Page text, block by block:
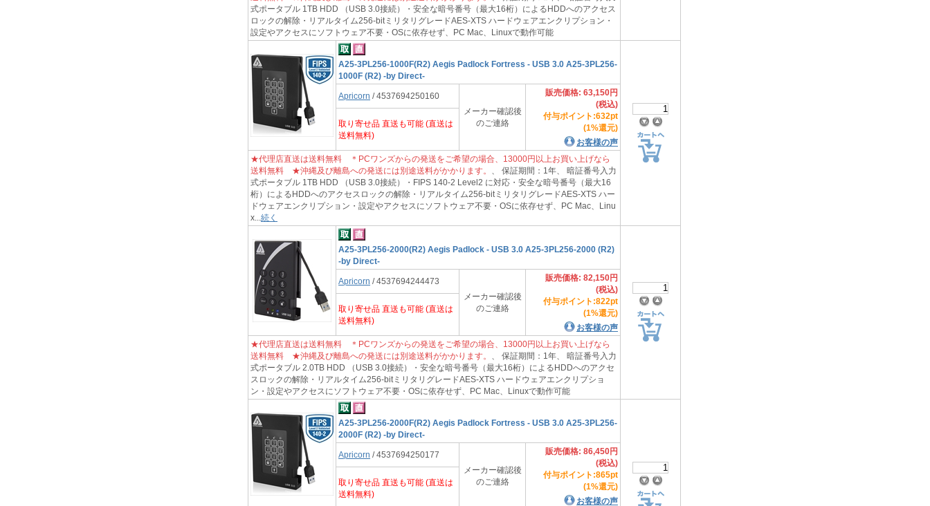
式ポータブル 1TB HDD （USB 3.0接続）・安全な暗号番号（最大16桁）によるHDDへのアクセス
ロックの解除・リアルタイム256-bitミリタリグレードAES-XTS ハードウェアエンクリプション・
設定やアクセスにソフトウェア不要・OSに依存せず、PC Mac、Linuxで動作可能
A25-3PL256-1000F(R2) Aegis Padlock Fortress - USB 3.0 A25-3PL256-
1000F (R2) -by Direct-
Apricorn / 4537694250160
メーカー確認後
のご連絡
販売価格: 63,150円
(税込)
付与ポイント:632pt
(1%還元)
お客様の声
取り寄せ品 直送も可能 (直送は
送料無料)
★代理店直送は送料無料 ＊PCワンズからの発送をご希望の場合、13000円以上お買い上げなら
送料無料 ★沖縄及び離島への発送には別途送料がかかります。
、 保証期間：1年、 暗証番号入力
式ポータブル 1TB HDD （USB 3.0接続）・FIPS 140-2 Level2 に対応・安全な暗号番号（最大16
桁）によるHDDへのアクセスロックの解除・リアルタイム256-bitミリタリグレードAES-XTS ハー
ドウェアエンクリプション・設定やアクセスにソフトウェア不要・OSに依存せず、PC Mac、Linu
x... 続く
A25-3PL256-2000(R2) Aegis Padlock - USB 3.0 A25-3PL256-2000 (R2)
-by Direct-
Apricorn / 4537694244473
メーカー確認後
のご連絡
販売価格: 82,150円
(税込)
付与ポイント:822pt
(1%還元)
お客様の声
取り寄せ品 直送も可能 (直送は
送料無料)
★代理店直送は送料無料 ＊PCワンズからの発送をご希望の場合、13000円以上お買い上げなら
送料無料 ★沖縄及び離島への発送には別途送料がかかります。
、 保証期間：1年、 暗証番号入力
式ポータブル 2.0TB HDD （USB 3.0接続）・安全な暗号番号（最大16桁）によるHDDへのアクセ
スロックの解除・リアルタイム256-bitミリタリグレードAES-XTS ハードウェアエンクリプショ
ン・設定やアクセスにソフトウェア不要・OSに依存せず、PC Mac、Linuxで動作可能
A25-3PL256-2000F(R2) Aegis Padlock Fortress - USB 3.0 A25-3PL256-
2000F (R2) -by Direct-
Apricorn / 4537694250177
メーカー確認後
のご連絡
販売価格: 86,450円
(税込)
付与ポイント:865pt
(1%還元)
お客様の声
取り寄せ品 直送も可能 (直送は
送料無料)